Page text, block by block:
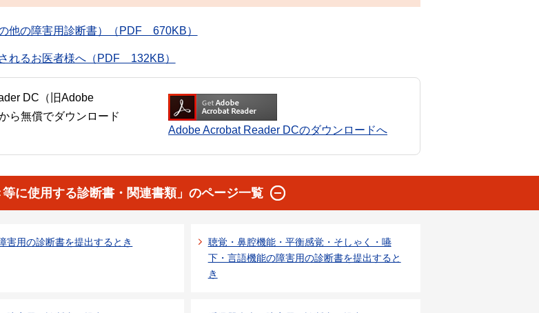
他の障害用診断書）（PDF 670KB）
れるお医者様へ（PDF 132KB）
DC（旧Adobe
ら無償でダウンロード
Adobe Acrobat Reader DCのダウンロードへ
等に使用する診断書・関連書類」のページ一覧
害用の診断書を提出するとき
聴覚・鼻腔機能・平衡感覚・そしゃく・嚥
下・言語機能の障害用の診断書を提出すると
き